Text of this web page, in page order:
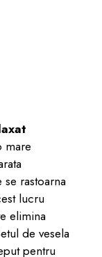
mare
rastoarna
lucru
elimina
de vesela
pentru